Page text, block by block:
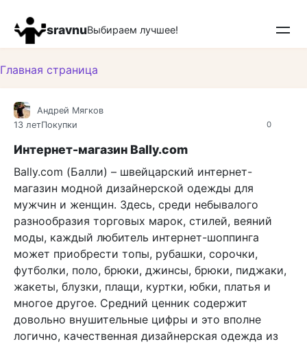
контенту
sravnuВыбираем лучшее!
Главная страница
0
Андрей Мягков
13 летПокупки
Интернет-магазин Bally.com
Bally.com (Балли) – швейцарский интернет-
магазин модной дизайнерской одежды для
мужчин и женщин. Здесь, среди небывалого
разнообразия торговых марок, стилей, веяний
моды, каждый любитель интернет-шоппинга
может приобрести топы, рубашки, сорочки,
футболки, поло, брюки, джинсы, брюки, пиджаки,
жакеты, блузки, плащи, куртки, юбки, платья и
многое другое. Средний ценник содержит
довольно внушительные цифры и это вполне
логично, качественная дизайнерская одежда из